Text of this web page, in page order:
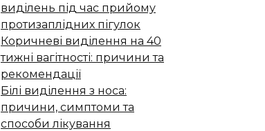
виділень під час прийому
протизаплідних пігулок
Коричневі виділення на 40
тижні вагітності: причини та
рекомендації
Білі виділення з носа:
причини, симптоми та
способи лікування